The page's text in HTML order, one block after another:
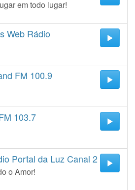
em todo lugar!
Web Rádio
FM 100.9
103.7
Portal da Luz Canal 2
o Amor!